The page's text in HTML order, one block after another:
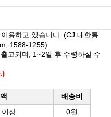
용하고 있습니다. (CJ 대한통
, 1588-1255)
고되며, 1~2일 후 수령하실 수
배송비
상
0원